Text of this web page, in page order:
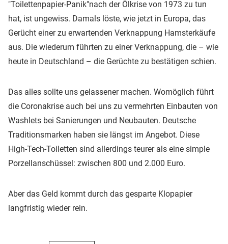
"Toilettenpapier-Panik"nach der Ölkrise von 1973 zu tun
hat, ist ungewiss. Damals löste, wie jetzt in Europa, das
Gerücht einer zu erwartenden Verknappung Hamsterkäufe
aus. Die wiederum führten zu einer Verknappung, die – wie
heute in Deutschland – die Gerüchte zu bestätigen schien.
Das alles sollte uns gelassener machen. Womöglich führt
die Coronakrise auch bei uns zu vermehrten Einbauten von
Washlets bei Sanierungen und Neubauten. Deutsche
Traditionsmarken haben sie längst im Angebot. Diese
High-Tech-Toiletten sind allerdings teurer als eine simple
Porzellanschüssel: zwischen 800 und 2.000 Euro.
Aber das Geld kommt durch das gesparte Klopapier
langfristig wieder rein.